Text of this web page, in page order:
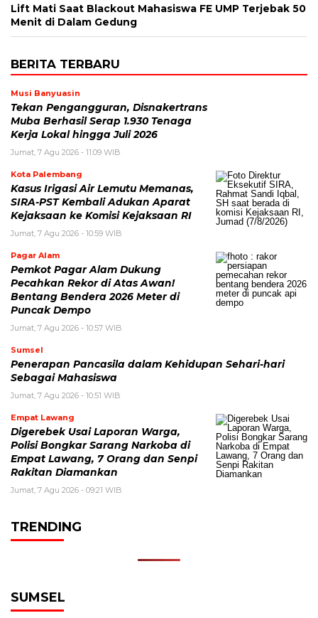
Lift Mati Saat Blackout Mahasiswa FE UMP Terjebak 50
Menit di Dalam Gedung
BERITA TERBARU
Musi Banyuasin
Tekan Pengangguran, Disnakertrans
Muba Berhasil Serap 1.930 Tenaga
Kerja Lokal hingga Juli 2026
Jumat, 7 Agu 2026 - 11:09 WIB
Kota Palembang
Kasus Irigasi Air Lemutu Memanas,
SIRA-PST Kembali Adukan Aparat
Kejaksaan ke Komisi Kejaksaan RI
Jumat, 7 Agu 2026 - 10:59 WIB
Pagar Alam
Pemkot Pagar Alam Dukung
Pecahkan Rekor di Atas Awan!
Bentang Bendera 2026 Meter di
Puncak Dempo
Jumat, 7 Agu 2026 - 10:57 WIB
Sumsel
Penerapan Pancasila dalam Kehidupan Sehari-hari
Sebagai Mahasiswa
Jumat, 7 Agu 2026 - 10:51 WIB
Empat Lawang
Digerebek Usai Laporan Warga,
Polisi Bongkar Sarang Narkoba di
Empat Lawang, 7 Orang dan Senpi
Rakitan Diamankan
Jumat, 7 Agu 2026 - 09:21 WIB
TRENDING
SUMSEL